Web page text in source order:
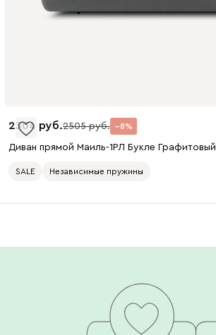
972
2304 2505 8
Диван прямой Маиль-1РЛ Букле Графитовый
SALE Независимые пружины